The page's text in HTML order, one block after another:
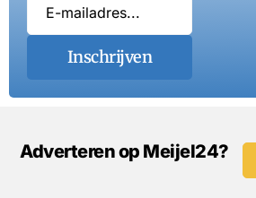
Inschrijven
Adverteren op Meijel24?